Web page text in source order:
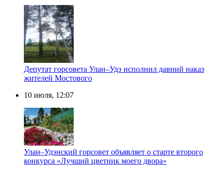
Депутат горсовета Улан–Удэ исполнил давний наказ
жителей Мостового
10 июля, 12:07
Улан–Удэнский горсовет объявляет о старте второго
конкурса «Лучший цветник моего двора»